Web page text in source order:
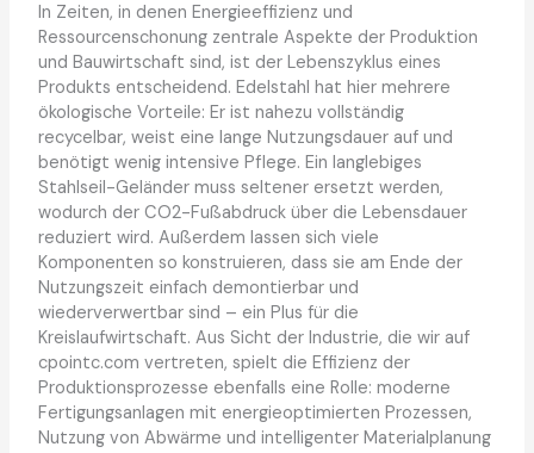
In Zeiten, in denen Energieeffizienz und
Ressourcenschonung zentrale Aspekte der Produktion
und Bauwirtschaft sind, ist der Lebenszyklus eines
Produkts entscheidend. Edelstahl hat hier mehrere
ökologische Vorteile: Er ist nahezu vollständig
recycelbar, weist eine lange Nutzungsdauer auf und
benötigt wenig intensive Pflege. Ein langlebiges
Stahlseil-Geländer muss seltener ersetzt werden,
wodurch der CO2-Fußabdruck über die Lebensdauer
reduziert wird. Außerdem lassen sich viele
Komponenten so konstruieren, dass sie am Ende der
Nutzungszeit einfach demontierbar und
wiederverwertbar sind – ein Plus für die
Kreislaufwirtschaft. Aus Sicht der Industrie, die wir auf
cpointc.com vertreten, spielt die Effizienz der
Produktionsprozesse ebenfalls eine Rolle: moderne
Fertigungsanlagen mit energieoptimierten Prozessen,
Nutzung von Abwärme und intelligenter Materialplanung